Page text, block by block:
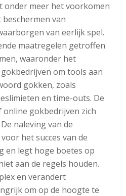
meer het voorkomen
van
van eerlijk spel.
maatregelen getroffen
waaronder het
om tools aan
gokken, zoals
en time-outs. De
gokbedrijven zich
naleving van de
het succes van de
en legt hoge boetes op
aan de regels houden.
en verandert
om op de hoogte te